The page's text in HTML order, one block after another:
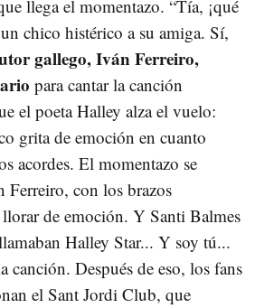
llega el momentazo. “Tía, ¡qué
chico histérico a su amiga. Sí,
gallego, Iván Ferreiro,
para cantar la canción
el poeta Halley alza el vuelo:
grita de emoción en cuanto
acordes. El momentazo se
Ferreiro, con los brazos
de emoción. Y Santi Balmes
Halley Star... Y soy tú...
canción. Después de eso, los fans
el Sant Jordi Club, que